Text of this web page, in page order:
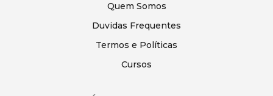
Quem Somos
Duvidas Frequentes
Termos e Políticas
Cursos